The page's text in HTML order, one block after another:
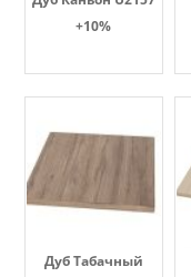
+10%
Дуб Табачный